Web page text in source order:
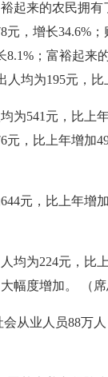
起来的农民拥
元，增长34.6%
8.1%；富裕起
人均为195元，
为541元，比上
元，比上年增加
元，比上年增
均为224元，比
幅度增加。 （
从业人员88万